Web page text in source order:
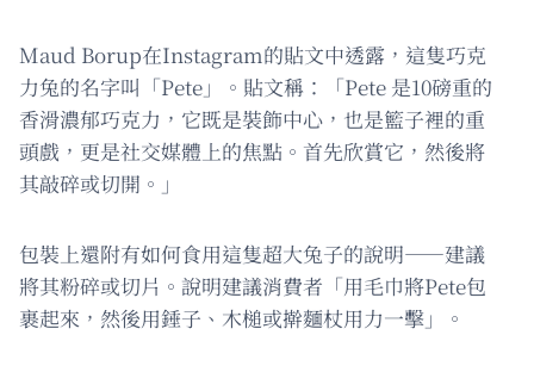
Maud Borup在Instagram的貼文中透露，這隻巧克
力兔的名字叫「Pete」。貼文稱：「Pete 是10磅重的
香滑濃郁巧克力，它既是裝飾中心，也是籃子裡的重
頭戲，更是社交媒體上的焦點。首先欣賞它，然後將
其敲碎或切開。」
包裝上還附有如何食用這隻超大兔子的說明——建議
將其粉碎或切片。說明建議消費者「用毛巾將Pete包
裹起來，然後用錘子、木槌或擀麵杖用力一擊」。